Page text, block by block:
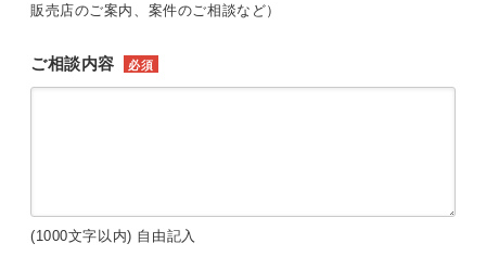
販売店のご案内、案件のご相談など）
ご相談内容 必須
(1000文字以内) 自由記入